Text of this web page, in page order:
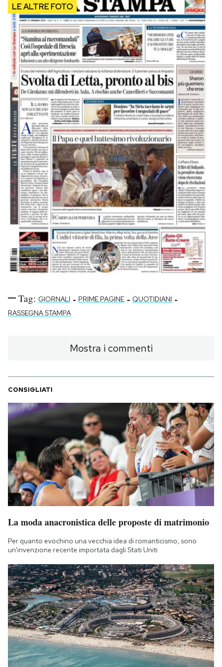
Tag: GIORNALI - PRIME PAGINE - QUOTIDIANI -
RASSEGNA STAMPA
Mostra i commenti
CONSIGLIATI
La moda anacronistica delle proposte di matrimonio
Per quanto evochino una vecchia idea di romanticismo, sono
un'invenzione recente importata dagli Stati Uniti